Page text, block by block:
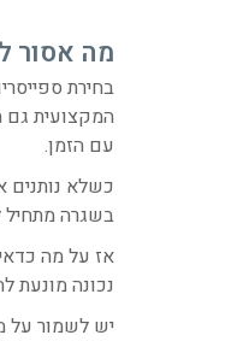
מה אסור
בחירת
המקצועית גם
עם הזמן.
כשלא
בשגרה
אז על מה
נכונה מונעת
יש לשמור על